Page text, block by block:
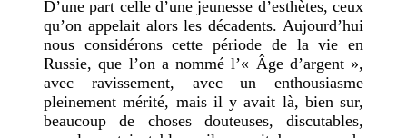
D’une part celle d’une jeunesse d’esthètes, ceux
qu’on appelait alors les décadents. Aujourd’hui
nous considérons cette période de la vie en
Russie, que l’on a nommé l’« Âge d’argent »,
avec ravissement, avec un enthousiasme
pleinement mérité, mais il y avait là, bien sur,
beaucoup de choses douteuses, discutables,